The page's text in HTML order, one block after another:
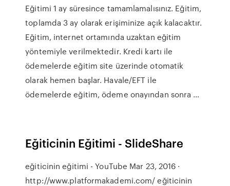
Eğitimi 1 ay süresince tamamlamalısınız. Eğitim,
toplamda 3 ay olarak erişiminize açık kalacaktır.
Eğitim, internet ortamında uzaktan eğitim
yöntemiyle verilmektedir. Kredi kartı ile
ödemelerde eğitim site üzerinde otomatik
olarak hemen başlar. Havale/EFT ile
ödemelerde eğitim, ödeme onayından sonra …
Eğiticinin Eğitimi - SlideShare
eğiticinin eğitimi - YouTube Mar 23, 2016 ·
http://www.platformakademi.com/ eğiticinin